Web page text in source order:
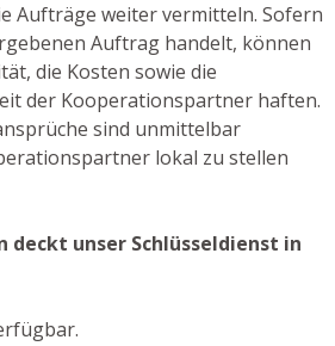
Aufträge weiter vermitteln. Sofern
Auftrag handelt, können
die Kosten sowie die
der Kooperationspartner haften.
sind unmittelbar
lokal zu stellen
deckt unser Schlüsseldienst in